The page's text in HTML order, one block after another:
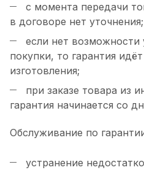
с момента передачи
в договоре нет уточнения;
если нет возможности
покупки, то гарантия
изготовления;
при заказе товара из
гарантия начинается со
Обслуживание по
устранение